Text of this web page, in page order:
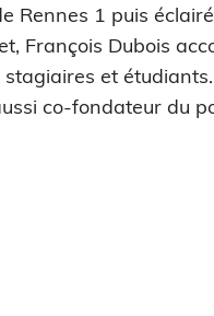
Rennes 1 puis
François Dubois
et
co-fondateur du